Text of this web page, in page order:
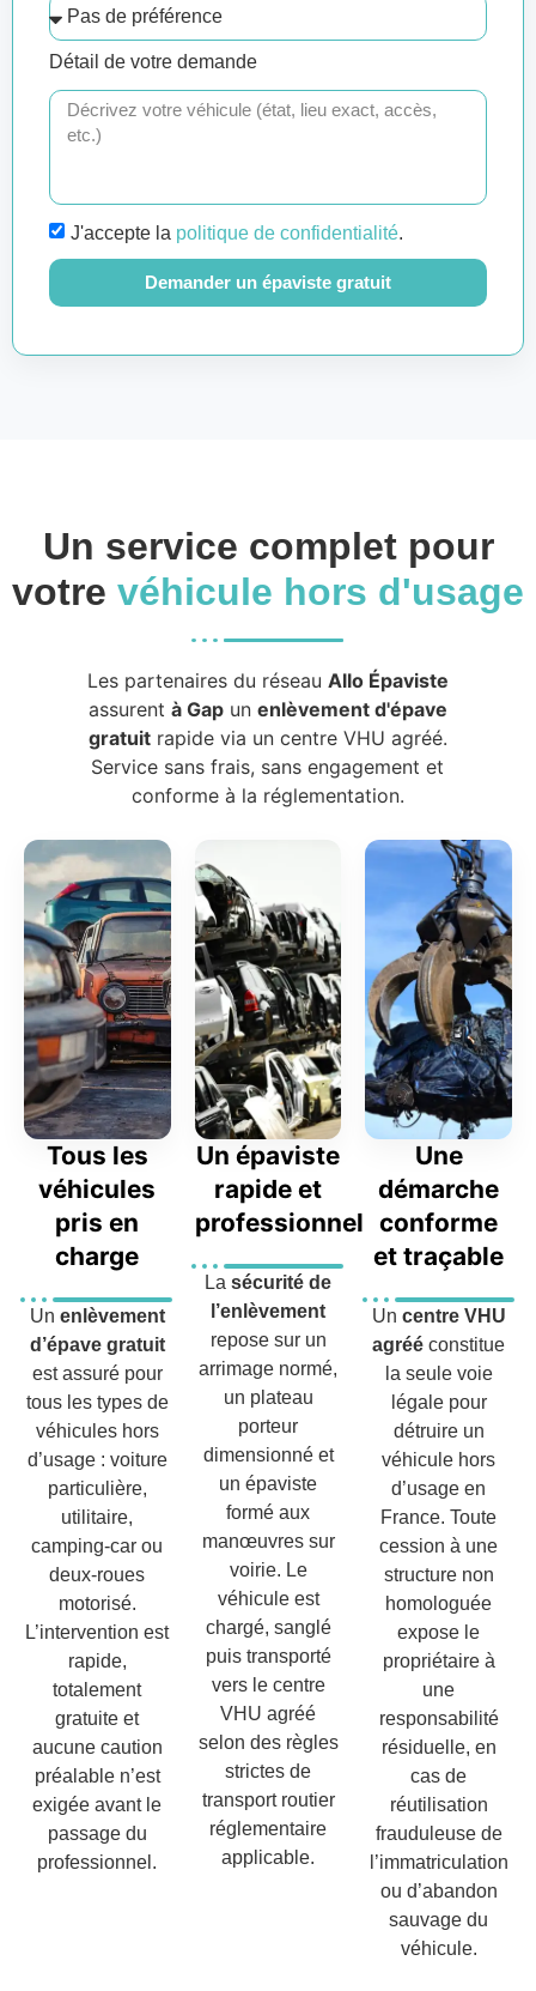
Détail de votre demande
J'accepte la politique de confidentialité.
Demander un épaviste gratuit
Un service complet pour
votre véhicule hors d'usage
Les partenaires du réseau Allo Épaviste
assurent à Gapun enlèvement d'épave
gratuitrapide via un centre VHU agréé.
Service sans frais, sans engagement et
conforme à la réglementation.
Tous les
véhicules
pris en
charge
Un enlèvement
d’épave gratuit
est assuré pour
tous les types de
véhicules hors
d’usage : voiture
particulière,
utilitaire,
camping-car ou
deux-roues
motorisé.
L’intervention est
rapide,
totalement
gratuite et
aucune caution
préalable n’est
exigée avant le
passage du
professionnel.
Un épaviste
rapide et
professionnel
La sécurité de
l’enlèvement
repose sur un
arrimage normé,
un plateau
porteur
dimensionné et
un épaviste
formé aux
manœuvres sur
voirie. Le
véhicule est
chargé, sanglé
puis transporté
vers le centre
VHU agréé
selon des règles
strictes de
transport routier
réglementaire
applicable.
Une
démarche
conforme
et traçable
Un centre VHU
agréé constitue
la seule voie
légale pour
détruire un
véhicule hors
d’usage en
France. Toute
cession à une
structure non
homologuée
expose le
propriétaire à
une
responsabilité
résiduelle, en
cas de
réutilisation
frauduleuse de
l’immatriculation
ou d’abandon
sauvage du
véhicule.